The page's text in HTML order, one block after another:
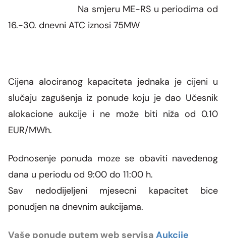
Na smjeru ME-RS u periodima od
16.-30. dnevni ATC iznosi 75MW
Cijena alociranog kapaciteta jednaka je cijeni u
slučaju zagušenja iz ponude koju je dao Učesnik
alokacione aukcije i ne može biti niža od 0.10
EUR/MWh.
Podnosenje ponuda moze se obaviti navedenog
dana u periodu od 9:00 do 11:00 h.
Sav nedodijeljeni mjesecni kapacitet bice
ponudjen na dnevnim aukcijama.
Vaše ponude putem web servisa Aukcije